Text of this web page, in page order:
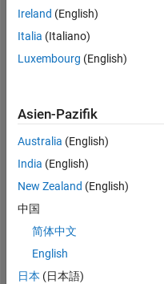
Abzeichen
JAYARAM
PRAKASH's
Abzeichen
MATLAB
Answers
Abzeichen
Alle
First Answer
03 Apr 2024
Ireland (English)
Italia (Italiano)
Luxembourg (English)
Asien-Pazifik
Australia (English)
India (English)
New Zealand (English)
中国
简体中文
English
日本 (日本語)